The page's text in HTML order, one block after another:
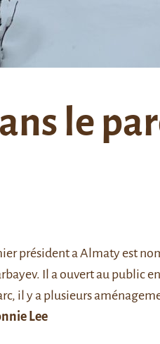
le
président aAlmatyest
Il a ouvert au public en
il y a plusieurs
Lee